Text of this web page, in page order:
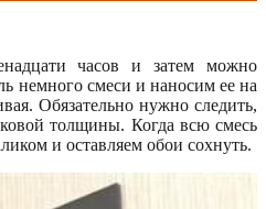
часов и затем можно
немного смеси и наносим ее на
Обязательно нужно следить,
толщины. Когда всю смесь
и оставляем обои сохнуть.